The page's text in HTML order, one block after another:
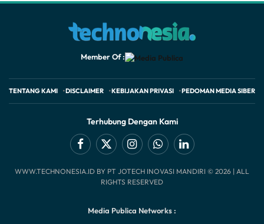
Member Of :
TENTANG KAMI DISCLAIMER KEBIJAKAN PRIVASI PEDOMAN MEDIA SIBER
Terhubung Dengan Kami
Facebook
X
(Twitter)
InstagramWhatsAppLinkedIn
WWW.TECHNONESIA.ID BY PT JOTECH INOVASI MANDIRI © 2026 | ALL
RIGHTS RESERVED
Media Publica Networks :